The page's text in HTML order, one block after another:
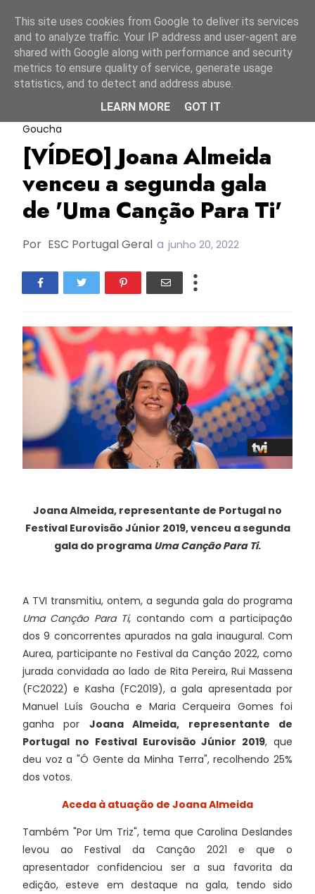
Joana Almeida
Manuel Luís
Goucha
[VÍDEO] Joana Almeida
venceu a segunda gala
de 'Uma Canção Para Ti'
Por ESC Portugal Geral a junho 20, 2022
Joana Almeida, representante de Portugal no
Festival Eurovisão Júnior 2019, venceu a segunda
gala do programa Uma Canção Para Ti.
A TVI transmitiu, ontem, a segunda gala do programa
Uma Canção Para Ti, contando com a participação
dos 9 concorrentes apurados na gala inaugural. Com
Aurea, participante no Festival da Canção 2022, como
jurada convidada ao lado de Rita Pereira, Rui Massena
(FC2022) e Kasha (FC2019), a gala apresentada por
Manuel Luís Goucha e Maria Cerqueira Gomes foi
ganha por Joana Almeida, representante de
Portugal no Festival Eurovisão Júnior 2019, que
deu voz a "Ó Gente da Minha Terra", recolhendo 25%
dos votos.
Aceda à atuação de Joana Almeida
Também "Por Um Triz", tema que Carolina Deslandes
levou ao Festival da Canção 2021 e que o
apresentador confidenciou ser a sua favorita da
edição, esteve em destaque na gala, tendo sido
This site uses cookies from Google to deliver its services
and to analyze traffic. Your IP address and user-agent are
shared with Google along with performance and security
metrics to ensure quality of service, generate usage
statistics, and to detect and address abuse.
LEARN MORE
GOT IT